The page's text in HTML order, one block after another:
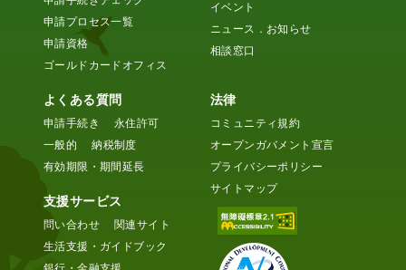
申請プロセス一覧
申請資格
ゴールドカードオフィス
イベント
ニュース．お知らせ
相談窓口
よくある質問
申請手続き
永住許可
一般的
納税制度
有効期限・期間延長
支援サービス
問い合わせ
関連サイト
生活支援・ガイドブック
法律
コミュニティ規約
オープンガバメント宣言
プライバシーポリシー
サイトマップ